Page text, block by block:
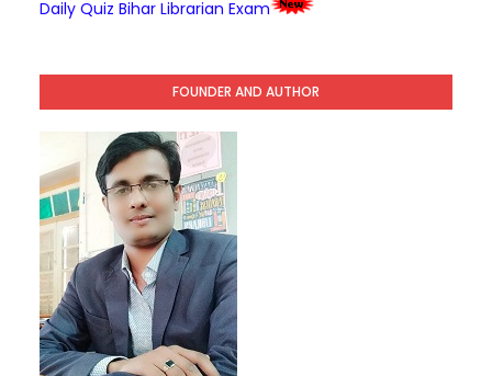
Daily Quiz Bihar Librarian Exam
FOUNDER AND AUTHOR